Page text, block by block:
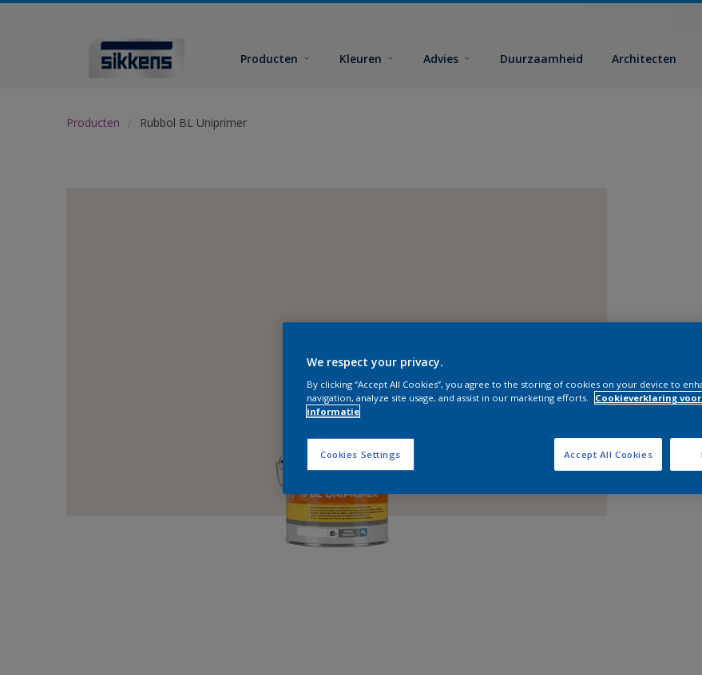
Producten Kleuren Advies Duurzaamheid Architecten
Producten Rubbol BL Uniprimer
We respect your privacy.
By clicking “Accept All Cookies”, you agree to the storing of cookies on your device to
navigation, analyze site usage, and assist in our marketing efforts.
Cookieverklaring
informatie
Cookies Settings Accept All Cookies